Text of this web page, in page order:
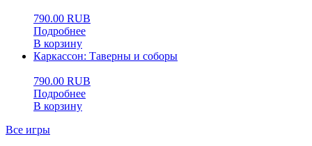
790.00 RUB
Подробнее
В корзину
Каркассон: Таверны и соборы
790.00 RUB
Подробнее
В корзину
Все игры